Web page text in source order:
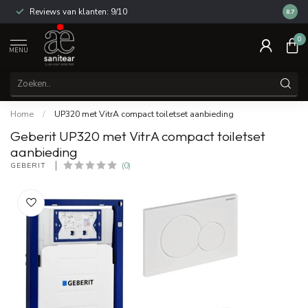
Reviews van klanten: 9/10 14
8.7
MENU
0
Home / UP320 met VitrA compact toiletset aanbieding
Geberit UP320 met VitrA compact toiletset
aanbieding
GEBERIT (0)